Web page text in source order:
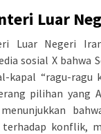
Luar
Luar Negeri
sosial X bahwa
kapal “ragu-ragu
pilihan yang
konflik,